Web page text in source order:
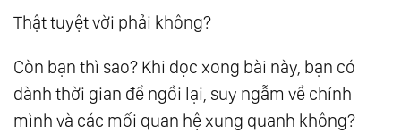
Thật tuyệt vời phải không?
Còn bạn thì sao? Khi đọc xong bài này, bạn có
dành thời gian để ngồi lại, suy ngẫm về chính
mình và các mối quan hệ xung quanh không?